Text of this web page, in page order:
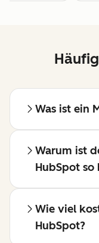
Was ist ein
Warum ist
HubSpot so
Wie viel
HubSpot?